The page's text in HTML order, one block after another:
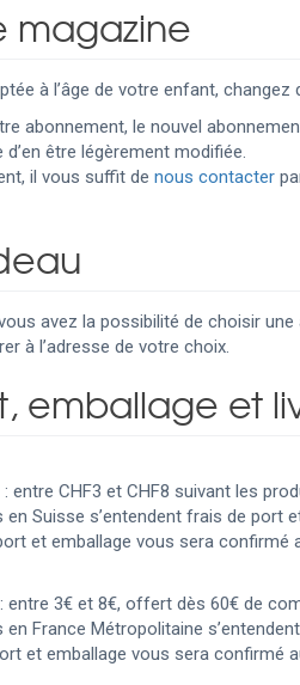
magazine
à l’âge de votre enfant,
abonnement, le nouvel
être légèrement modifiée.
il vous suffit de nous contacter
avez la possibilité de choisir
à l’adresse de votre choix.
emballage et
entre CHF3 et CHF8 suivant les
Suisse s’entendent frais de port
et emballage vous sera confirmé
entre 3€ et 8€, offert dès 60€ de
France Métropolitaine
et emballage vous sera confirmé